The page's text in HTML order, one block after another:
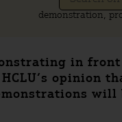
demonstration,
in
opinion
will